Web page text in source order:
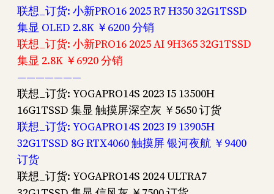
联想_订货: 小新PRO16 2025 R7 H350 32G1TSSD
集显 OLED 2.8K ￥6200 分销
联想_订货: 小新PRO16 2025 AI 9H365 32G1TSSD
集显 2.8K ￥6920 分销
———————
联想_订货: YOGAPRO14S 2023 I5 13500H
16G1TSSD 集显 触摸屏深空灰 ￥5650 订货
联想_订货: YOGAPRO14S 2023 I9 13905H
32G1TSSD 8G RTX4060 触摸屏 银河夜航 ￥9400
订货
联想_订货: YOGAPRO14S 2024 ULTRA7